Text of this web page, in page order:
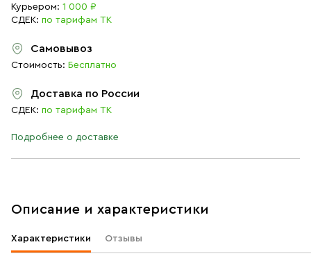
Курьером: 1 000 ₽
СДЕК: по тарифам ТК
Самовывоз
Стоимость: Бесплатно
Доставка по России
СДЕК: по тарифам ТК
Подробнее о доставке
Описание и характеристики
Характеристики Отзывы